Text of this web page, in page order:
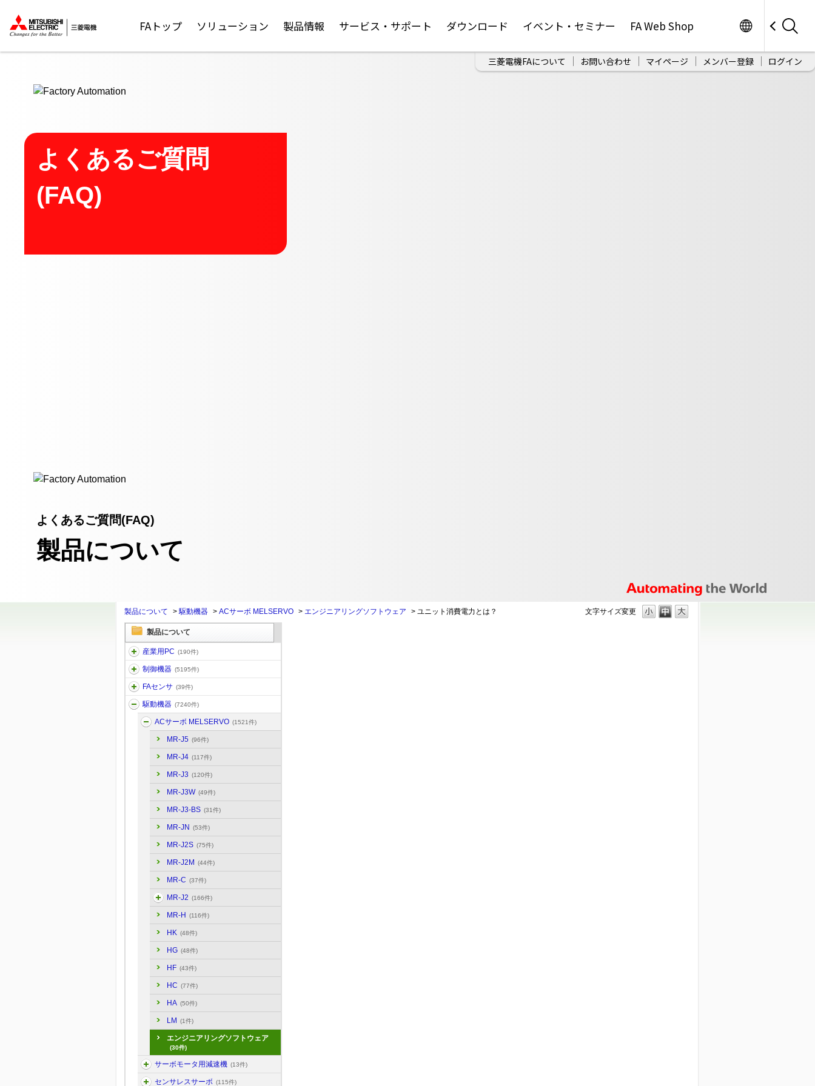
FAトップ ソリューション 製品情報 サービス・サポート ダウンロード イベント・セミナー FA Web Shop
三菱電機FAについて お問い合わせ マイページ メンバー登録 ログイン
よくあるご質問
(FAQ)
よくあるご質問(FAQ)
製品について
文字サイズ変更
製品について >駆動機器 > ACサーボ MELSERVO > エンジニアリングソフトウェア > ユニット消費電力とは？
製品について
産業用PC (190件)
制御機器 (5195件)
FAセンサ (39件)
駆動機器 (7240件)
ACサーボ MELSERVO (1521件)
MR-J5 (96件)
MR-J4 (117件)
MR-J3 (120件)
MR-J3W (49件)
MR-J3-BS (31件)
MR-JN (53件)
MR-J2S (75件)
MR-J2M (44件)
MR-C (37件)
MR-J2 (166件)
MR-H (116件)
HK (48件)
HG (48件)
HF (43件)
HC (77件)
HA (50件)
LM (1件)
エンジニアリングソフトウェア
(30件)
サーボモータ用減速機 (13件)
センサレスサーボ (115件)